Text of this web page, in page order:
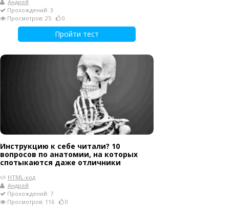
Андрей
Прохождений: 3
Просмотров: 25
0
Пройти тест
Инструкцию к себе читали? 10
вопросов по анатомии, на которых
спотыкаются даже отличники
HTML-код
Андрей
Прохождений: 7
Просмотров: 116
0